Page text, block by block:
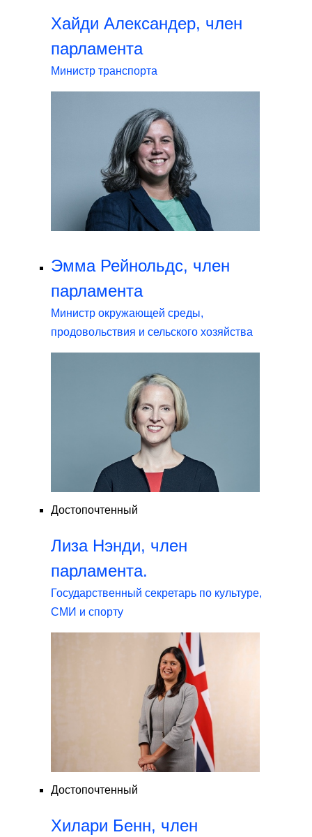
Хайди Александер, член
парламента
Министр транспорта
Эмма Рейнольдс, член
парламента
Министр окружающей среды,
продовольствия и сельского хозяйства
Достопочтенный
Лиза Нэнди, член
парламента.
Государственный секретарь по культуре,
СМИ и спорту
Достопочтенный
Хилари Бенн, член